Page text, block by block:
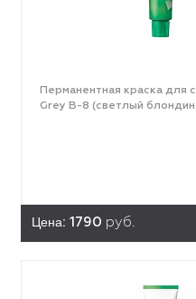
Перманентная краска для
Grey B-8 (светлый
Цена: 1790 руб.